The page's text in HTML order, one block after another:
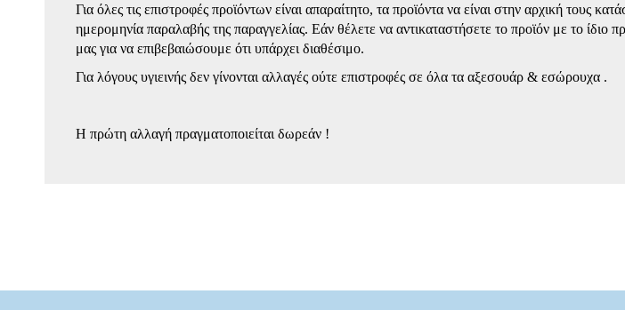
Περισσότερες
Πληροφορίες
Χρώμα: Ρόζ
Pattern: Μονόχρωμο
Υλικό: Δερμάτινο
Περιγραφή:
Δερμάτινο Με Μαο Γιακά & Τούλινες Λεπτομέρειες
Η παραγγελία σας μπορεί να πληρωθεί με τους εξής τρόπους:
Αντικαταβολή, πληρωμή στον υπάλληλο της εταιρίας courier κατά την παράδοση των
Για όλες τις επιστροφές προϊόντων είναι απαραίτητο, τα προϊόντα να είναι στην αρχική τους
ημερομηνία παραλαβής της παραγγελίας. Εάν θέλετε να αντικαταστήσετε το προϊόν με το
μας για να επιβεβαιώσουμε ότι υπάρχει διαθέσιμο.
Για λόγους υγιεινής δεν γίνονται αλλαγές ούτε επιστροφές σε όλα τα αξεσουάρ & εσώρουχα .
Η πρώτη αλλαγή πραγματοποιείται δωρεάν !